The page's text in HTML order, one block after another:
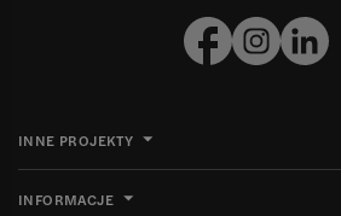
INNE PROJEKTY
INFORMACJE